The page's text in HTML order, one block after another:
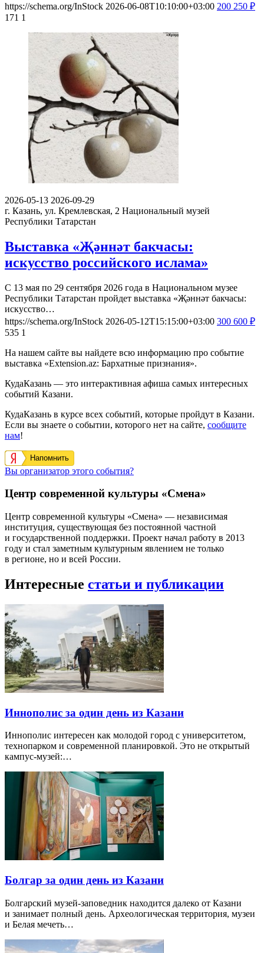
https://schema.org/InStock 2026-06-08T10:10:00+03:00 200 250 ₽
171 1
2026-05-13 2026-09-29
г. Казань, ул. Кремлевская, 2 Национальный музей
Республики Татарстан
Выставка «Җәннәт бакчасы:
искусство российского ислама»
С 13 мая по 29 сентября 2026 года в Национальном музее
Республики Татарстан пройдет выставка «Җәннәт бакчасы:
искусство…
https://schema.org/InStock 2026-05-12T15:15:00+03:00 300 600 ₽
535 1
На нашем сайте вы найдете всю информацию про событие
выставка «Extension.az: Бархатные признания».
КудаКазань — это интерактивная афиша самых интересных
событий Казани.
КудаКазань в курсе всех событий, которые пройдут в Казани.
Если вы знаете о событии, которого нет на сайте, сообщите
нам!
Напомнить
Вы организатор этого события?
Центр современной культуры «Смена»
Центр современной культуры «Смена» — независимая
институция, существующая без постоянной частной
и государственной поддержки. Проект начал работу в 2013
году и стал заметным культурным явлением не только
в регионе, но и всей России.
Интересные статьи и публикации
Иннополис за один день из Казани
Иннополис интересен как молодой город с университетом,
технопарком и современной планировкой. Это не открытый
кампус-музей:…
Болгар за один день из Казани
Болгарский музей-заповедник находится далеко от Казани
и занимает полный день. Археологическая территория, музеи
и Белая мечеть…